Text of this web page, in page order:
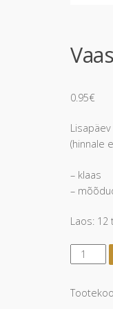
0.95€
(hinnale
– klaas
–
Laos: 12
Vaas
klaas
"Klaarin